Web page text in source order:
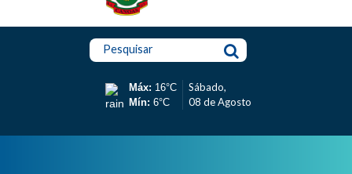
Pesquisar
Máx: 16°C
Mín: 6°C
Sábado,
08 de Agosto